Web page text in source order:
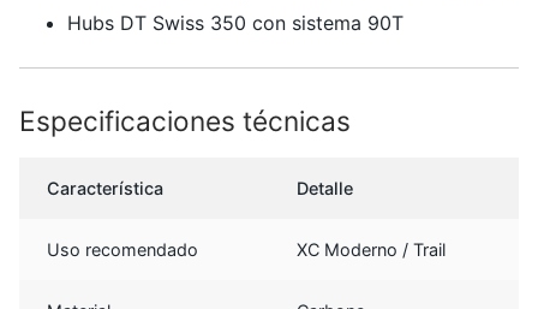
Hubs DT Swiss 350 con sistema 90T
Especificaciones técnicas
Característica Detalle
Uso recomendado XC Moderno / Trail